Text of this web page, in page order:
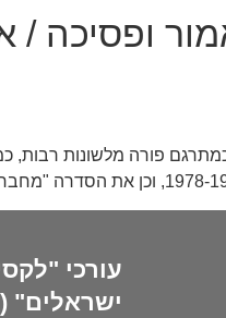
ופסיכה /
התרבות הישראלי כמתרגם פורה
עורכי
ישראלים"